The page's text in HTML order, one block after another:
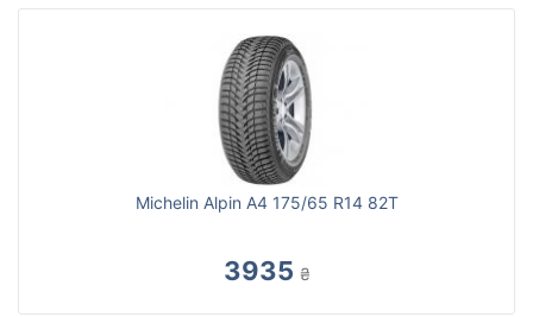
Michelin Alpin A4 175/65 R14 82T
3935 ₴